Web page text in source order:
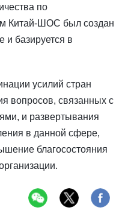
по
Китай-ШОС был создан
и базируется в
усилий стран
вопросов, связанных с
и развертывания
в данной сфере,
благосостояния